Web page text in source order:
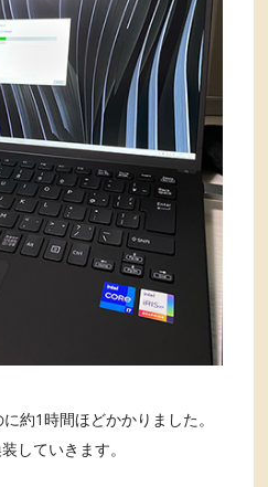
約1時間ほどかかりました。
していきます。